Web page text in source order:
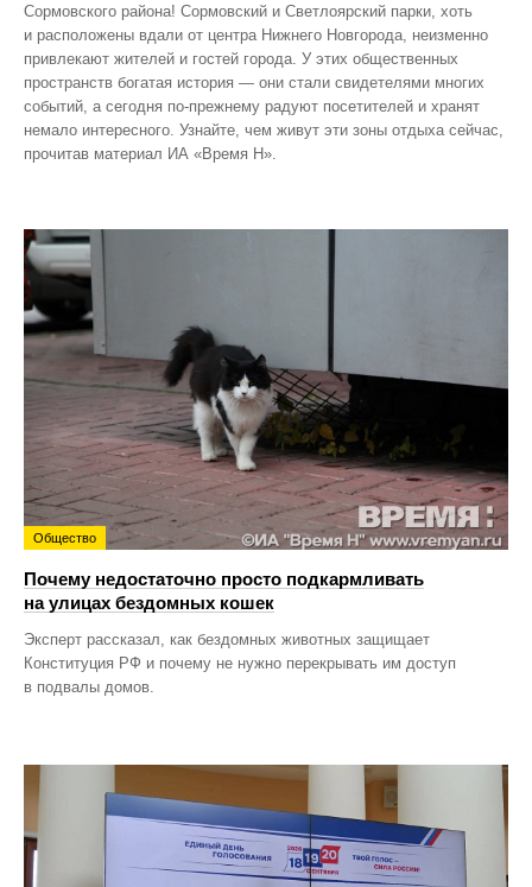
Сормовского района! Сормовский и Светлоярский парки, хоть
и расположены вдали от центра Нижнего Новгорода, неизменно
привлекают жителей и гостей города. У этих общественных
пространств богатая история — они стали свидетелями многих
событий, а сегодня по‑прежнему радуют посетителей и хранят
немало интересного. Узнайте, чем живут эти зоны отдыха сейчас,
прочитав материал ИА «Время Н».
Общество
Почему недостаточно просто подкармливать
на улицах бездомных кошек
Эксперт рассказал, как бездомных животных защищает
Конституция РФ и почему не нужно перекрывать им доступ
в подвалы домов.